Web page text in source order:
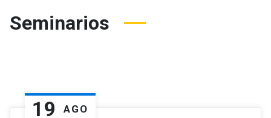
Seminarios
19 AGO